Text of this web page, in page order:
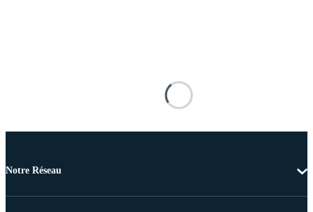
Notre Réseau